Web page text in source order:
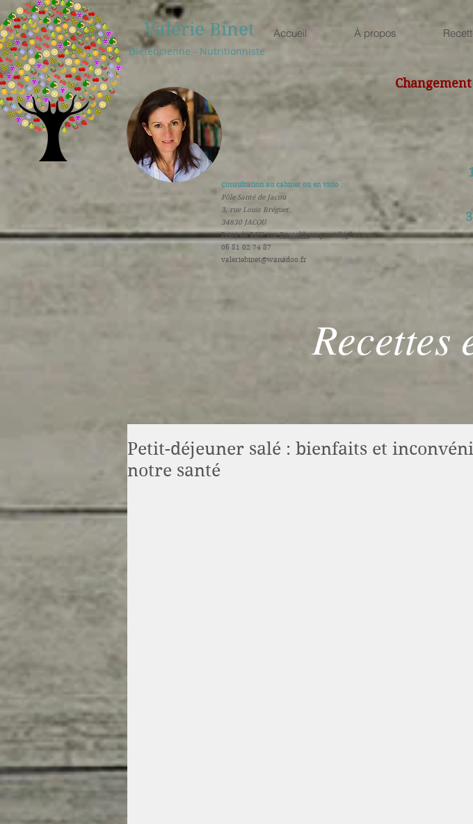
Valérie Binet
Diététicienne - Nutritionniste
Accueil À propos
Consultation au cabinet ou en visio :
Pôle Santé de Jacou
3, rue Louis Bréguet
34830 JACOU
​Prise de RDV surDoctolibou par téléphone au :
06 81 02 74 87
valeriebinet@wanadoo.fr
Recettes
Petit-déjeuner salé : bienfaits et
notre santé